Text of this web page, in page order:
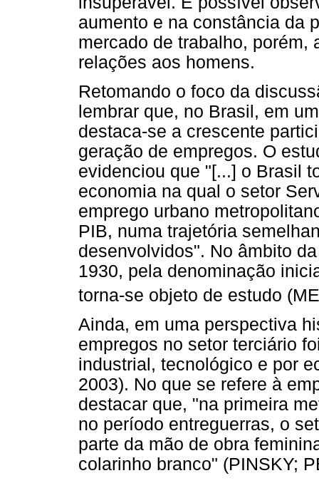
aumento e na constância da
mercado de trabalho, porém,
relações aos homens.
Retomando o foco da
lembrar que, no Brasil, em
destaca-se a crescente
geração de empregos. O
evidenciou que "[...] o Brasil
economia na qual o setor
emprego urbano
PIB, numa trajetória
desenvolvidos". No âmbito
1930, pela denominação
torna-se objeto de estudo
Ainda, em uma perspectiva
empregos no setor terciário
industrial, tecnológico e por
2003). No que se refere à
destacar que, "na primeira
no período entreguerras, o
parte da mão de obra
colarinho branco" (PINSKY;